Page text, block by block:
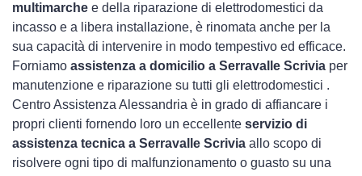
multimarche e della riparazione di elettrodomestici da
incasso e a libera installazione, è rinomata anche per la
sua capacità di intervenire in modo tempestivo ed efficace.
Forniamo assistenza a domicilio a Serravalle Scrivia per
manutenzione e riparazione su tutti gli elettrodomestici .
Centro Assistenza Alessandria è in grado di affiancare i
propri clienti fornendo loro un eccellente servizio di
assistenza tecnica a Serravalle Scrivia allo scopo di
risolvere ogni tipo di malfunzionamento o guasto su una